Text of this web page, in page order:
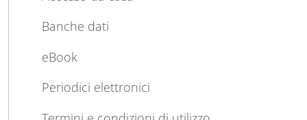
Banche dati
eBook
Periodici elettronici